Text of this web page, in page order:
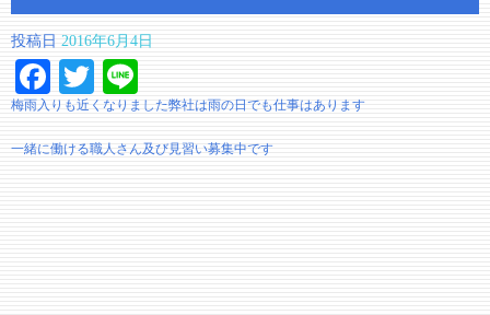
投稿日 2016年6月4日
Facebook
Twitter
梅雨入りも近くなりました弊社は雨の日でも仕事はあります
一緒に働ける職人さん及び見習い募集中です